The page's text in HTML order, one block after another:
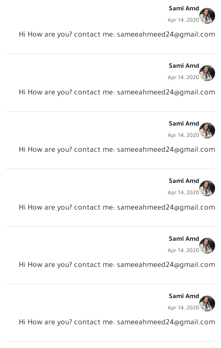
Sami Amd
Apr 14, 2020
Hi How are you? contact me: sameeahmeed24@gmail.com
Sami Amd
Apr 14, 2020
Hi How are you? contact me: sameeahmeed24@gmail.com
Sami Amd
Apr 14, 2020
Hi How are you? contact me: sameeahmeed24@gmail.com
Sami Amd
Apr 14, 2020
Hi How are you? contact me: sameeahmeed24@gmail.com
Sami Amd
Apr 14, 2020
Hi How are you? contact me: sameeahmeed24@gmail.com
Sami Amd
Apr 14, 2020
Hi How are you? contact me: sameeahmeed24@gmail.com